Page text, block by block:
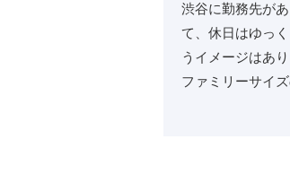
渋谷に勤務先が
て、休日はゆっ
うイメージはあ
ファミリーサイ